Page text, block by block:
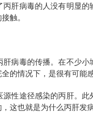
肝病毒的人没有明显
触。
病毒的传播。在不少
的情况下，是很有可能
性途径感染的丙肝。
这也就是为什么丙肝发